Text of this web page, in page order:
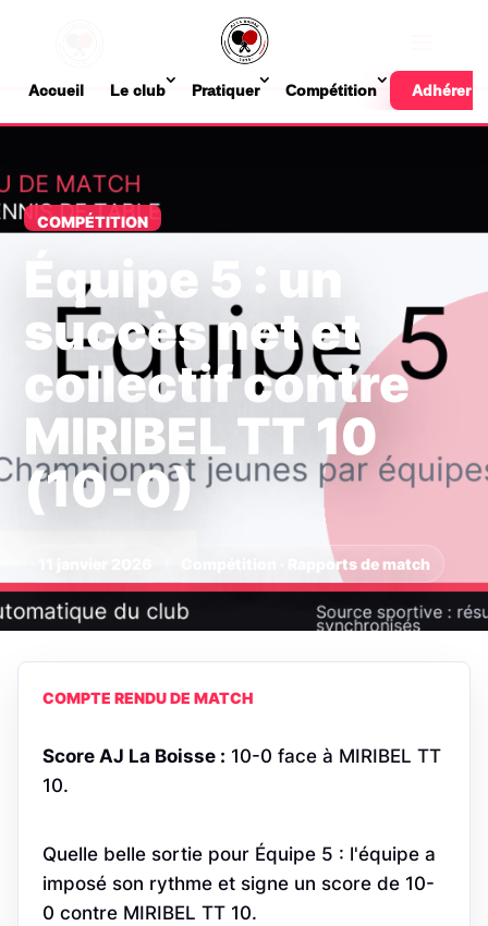
Accueil Le club Pratiquer Compétition Adhérer
COMPÉTITION
Équipe 5 : un
succès net et
collectif contre
MIRIBEL TT 10
(10‑0)
Compétition · Rapports de match
COMPTE RENDU DE MATCH
Score AJ La Boisse : 10-0 face à MIRIBEL TT
10.
Quelle belle sortie pour Équipe 5 : l'équipe a
imposé son rythme et signe un score de 10-
0 contre MIRIBEL TT 10.